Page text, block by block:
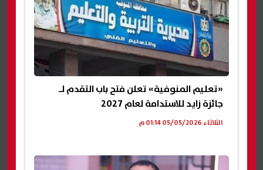
«تعليم المنوفية» تعلن فتح باب التقدم لـ
جائزة زايد للاستدامة لعام 2027
الثلاثاء 05/05/2026 01:14 م